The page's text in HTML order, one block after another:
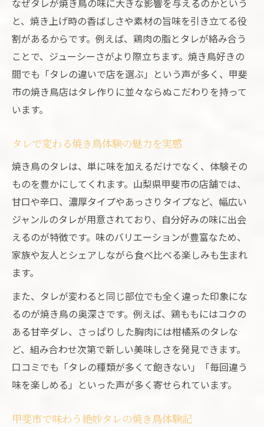
なぜタレが焼き鳥の味に大きな影響を与えるのかという
と、焼き上げ時の香ばしさや素材の旨味を引き立てる役
割があるからです。例えば、鶏肉の脂とタレが絡み合う
ことで、ジューシーさがより際立ちます。焼き鳥好きの
間でも「タレの違いで店を選ぶ」という声が多く、甲斐
市の焼き鳥店はタレ作りに並々ならぬこだわりを持って
います。
タレで変わる焼き鳥体験の魅力を実感
焼き鳥のタレは、単に味を加えるだけでなく、体験その
ものを豊かにしてくれます。山梨県甲斐市の店舗では、
甘口や辛口、濃厚タイプやあっさりタイプなど、幅広い
ジャンルのタレが用意されており、自分好みの味に出会
えるのが特徴です。味のバリエーションが豊富なため、
家族や友人とシェアしながら食べ比べる楽しみも生まれ
ます。
また、タレが変わると同じ部位でも全く違った印象にな
るのが焼き鳥の奥深さです。例えば、鶏ももにはコクの
ある甘辛ダレ、さっぱりした胸肉には柑橘系のタレな
ど、組み合わせ次第で新しい美味しさを発見できます。
口コミでも「タレの種類が多くて飽きない」「毎回違う
味を楽しめる」といった声が多く寄せられています。
甲斐市で味わう絶妙タレの焼き鳥体験記